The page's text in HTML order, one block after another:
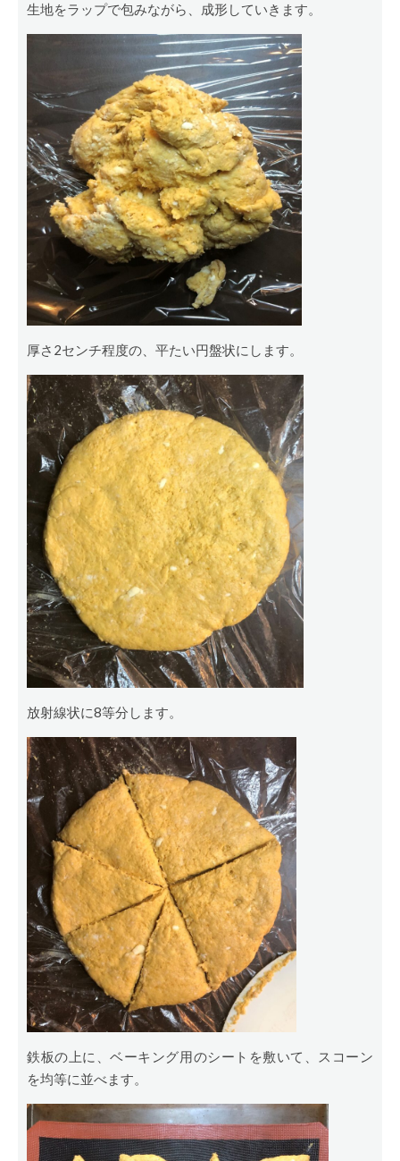
生地をラップで包みながら、成形していきます。
厚さ2センチ程度の、平たい円盤状にします。
放射線状に8等分します。
鉄板の上に、ベーキング用のシートを敷いて、スコーン
を均等に並べます。